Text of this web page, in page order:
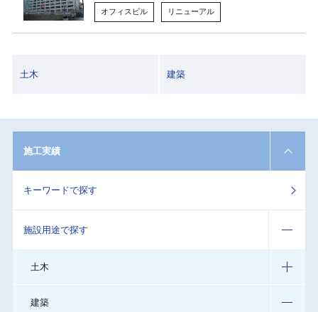
オフィスビル リニューアル
土木 建築
施工実績
キーワードで探す
施設用途で探す
土木
建築